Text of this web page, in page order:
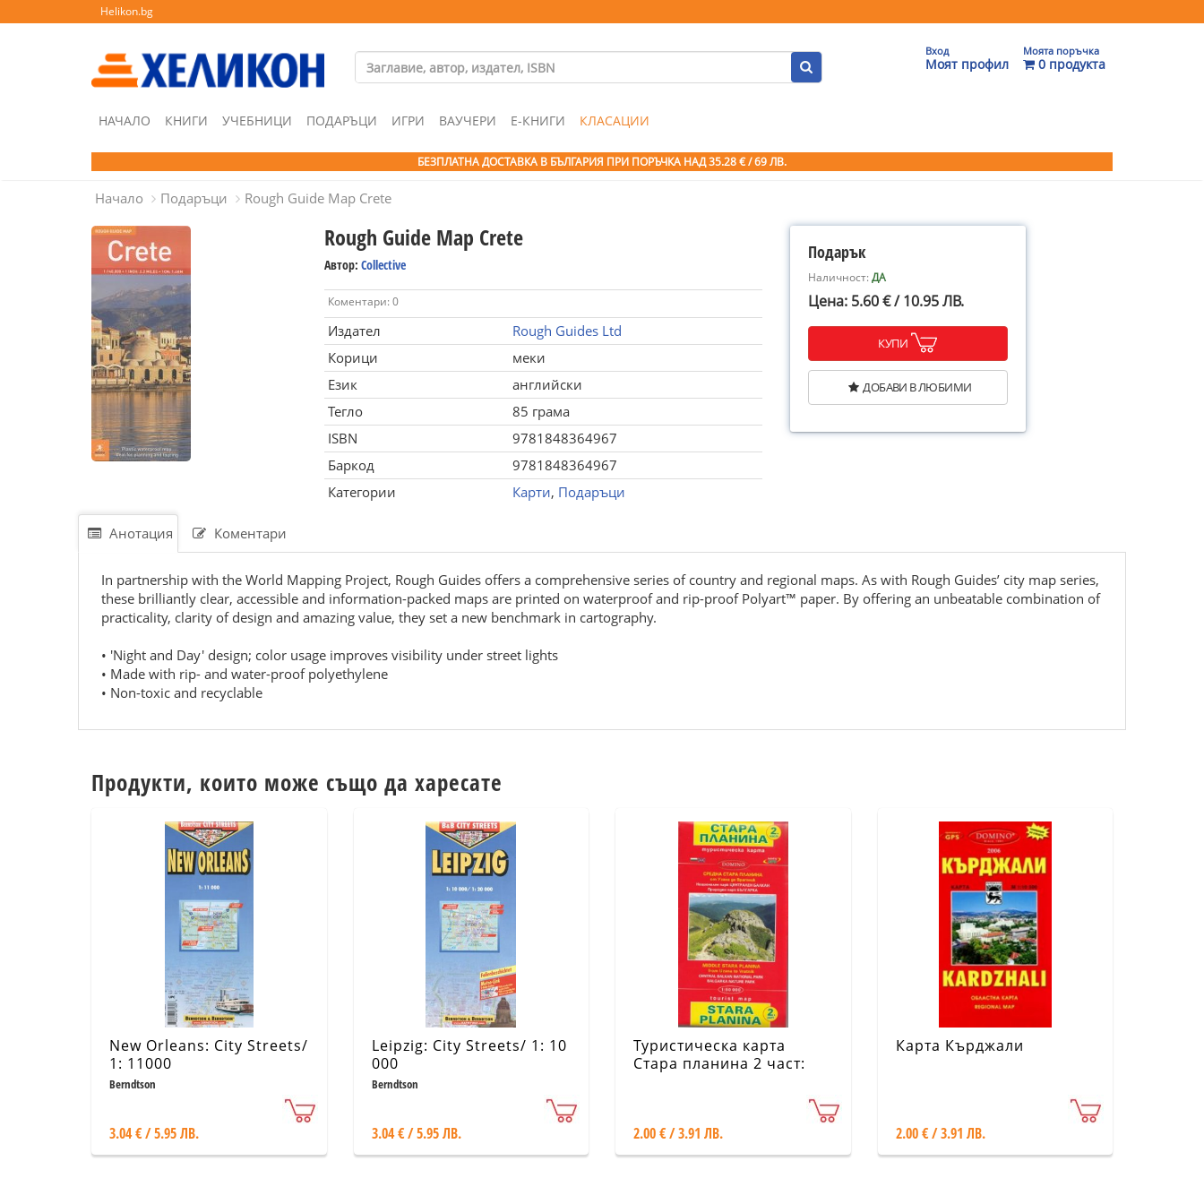
Helikon.bg
Вход
Моят профил
Моята поръчка
0 продукта
НАЧАЛО КНИГИ УЧЕБНИЦИ ПОДАРЪЦИ ИГРИ ВАУЧЕРИ Е-КНИГИ КЛАСАЦИИ
БЕЗПЛАТНА ДОСТАВКА В БЪЛГАРИЯ ПРИ ПОРЪЧКА НАД 35.28 € / 69 ЛВ.
Начало Подаръци Rough Guide Map Crete
Rough Guide Map Crete
Автор: Collective
Коментари: 0
Издател
Rough Guides Ltd
Корици
меки
Език
английски
Тегло
85 грама
ISBN
9781848364967
Баркод
9781848364967
Категории
Карти, Подаръци
Подарък
Наличност:ДА
Цена: 5.60 € / 10.95 ЛВ.
КУПИ
ДОБАВИ В ЛЮБИМИ
Анотация Коментари
In partnership with the World Mapping Project, Rough Guides offers a comprehensive series of country and regional maps. As with Rough Guides’ city map series,
these brilliantly clear, accessible and information-packed maps are printed on waterproof and rip-proof Polyart™ paper. By offering an unbeatable combination of
practicality, clarity of design and amazing value, they set a new benchmark in cartography.
• 'Night and Day' design; color usage improves visibility under street lights
• Made with rip- and water-proof polyethylene
• Non-toxic and recyclable
Продукти, които може също да харесате
New Orleans: City Streets/
1: 11000
Berndtson
3.04 € / 5.95 ЛВ.
Leipzig: City Streets/ 1: 10
000
Berndtson
3.04 € / 5.95 ЛВ.
Туристическа карта
Стара планина 2 част:
2.00 € / 3.91 ЛВ.
Карта Кърджали
2.00 € / 3.91 ЛВ.